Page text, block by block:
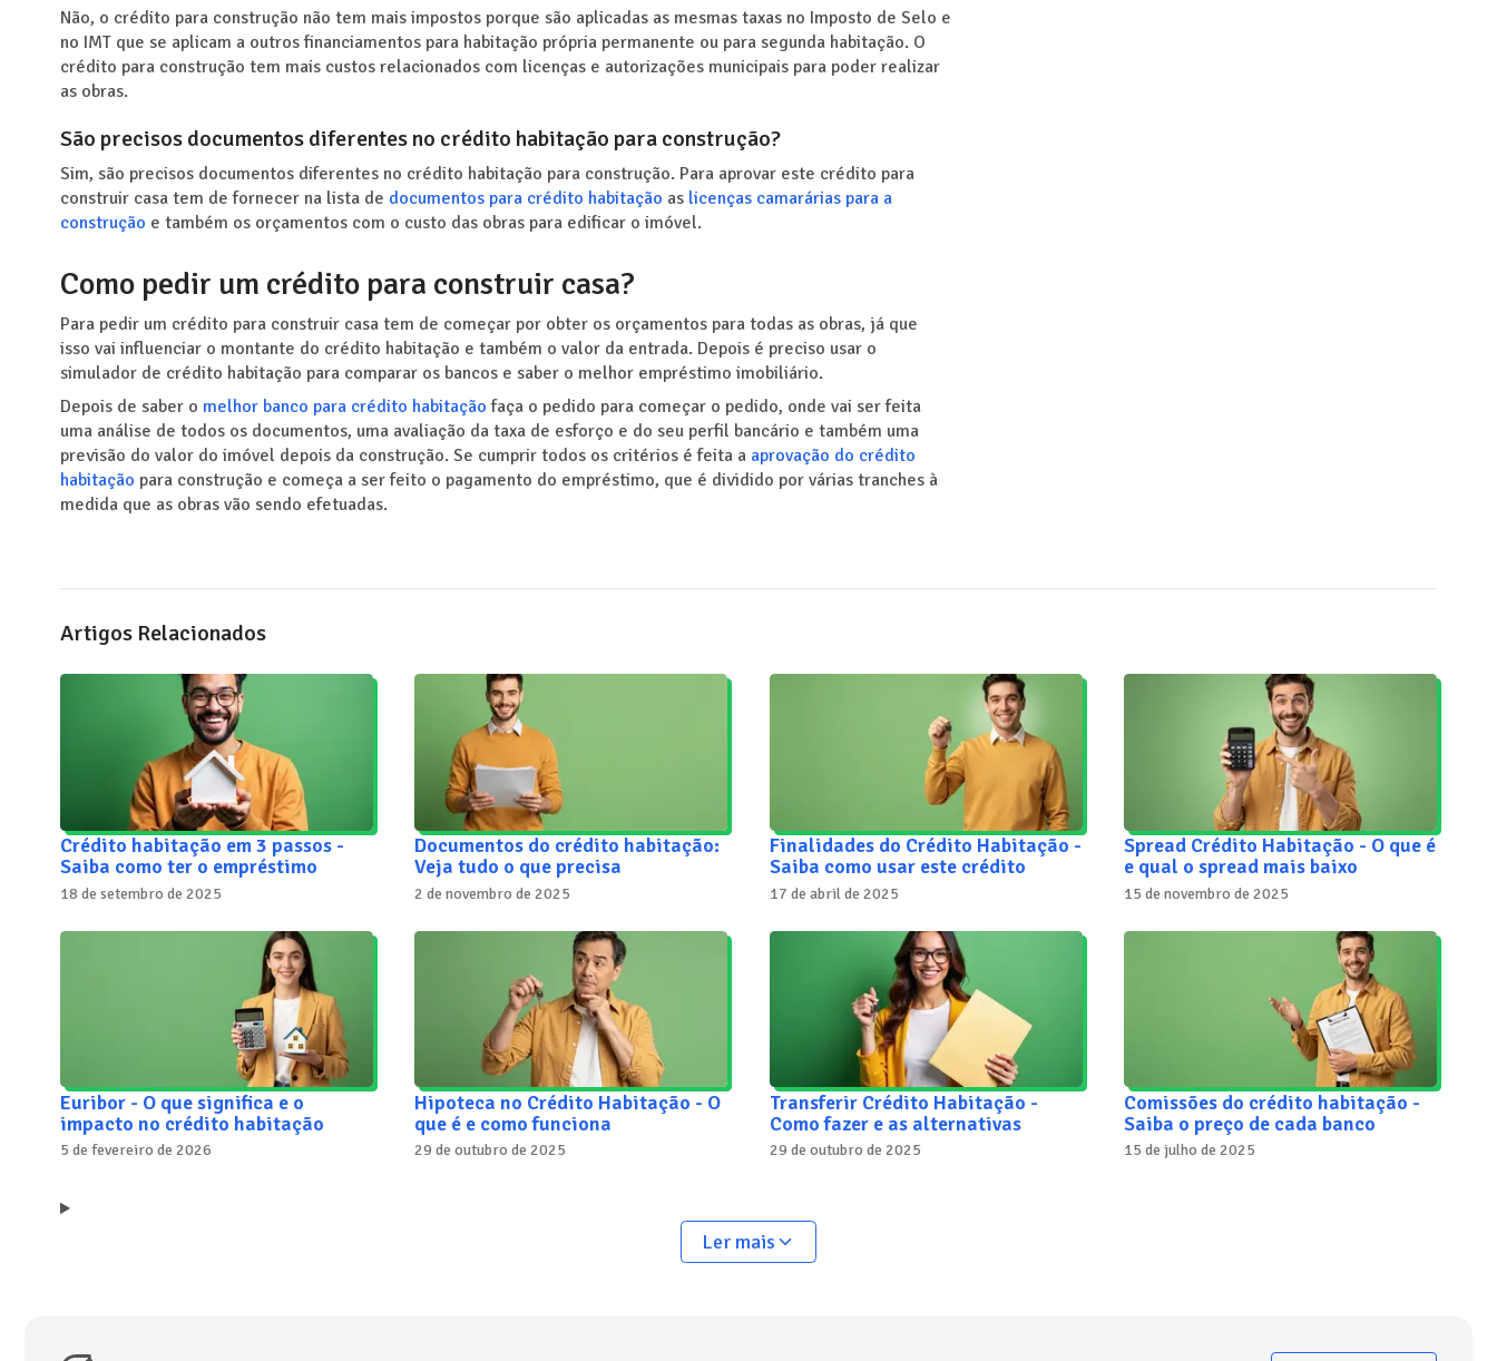
Não, o crédito para construção não tem mais impostos porque são aplicadas as mesmas taxas no Imposto de Selo e
no IMT que se aplicam a outros financiamentos para habitação própria permanente ou para segunda habitação. O
crédito para construção tem mais custos relacionados com licenças e autorizações municipais para poder realizar
as obras.
São precisos documentos diferentes no crédito habitação para construção?
Sim, são precisos documentos diferentes no crédito habitação para construção. Para aprovar este crédito para
construir casa tem de fornecer na lista de documentos para crédito habitação as licenças camarárias para a
construção e também os orçamentos com o custo das obras para edificar o imóvel.
Como pedir um crédito para construir casa?
Para pedir um crédito para construir casa tem de começar por obter os orçamentos para todas as obras, já que
isso vai influenciar o montante do crédito habitação e também o valor da entrada. Depois é preciso usar o
simulador de crédito habitação para comparar os bancos e saber o melhor empréstimo imobiliário.
Depois de saber o melhor banco para crédito habitação faça o pedido para começar o pedido, onde vai ser feita
uma análise de todos os documentos, uma avaliação da taxa de esforço e do seu perfil bancário e também uma
previsão do valor do imóvel depois da construção. Se cumprir todos os critérios é feita a aprovação do crédito
habitação para construção e começa a ser feito o pagamento do empréstimo, que é dividido por várias tranches à
medida que as obras vão sendo efetuadas.
Artigos Relacionados
Crédito habitação em 3 passos -
Saiba como ter o empréstimo
18 de setembro de 2025
Documentos do crédito habitação:
Veja tudo o que precisa
2 de novembro de 2025
Finalidades do Crédito Habitação -
Saiba como usar este crédito
17 de abril de 2025
Spread Crédito Habitação - O que é
e qual o spread mais baixo
15 de novembro de 2025
Euribor - O que significa e o
impacto no crédito habitação
5 de fevereiro de 2026
Hipoteca no Crédito Habitação - O
que é e como funciona
29 de outubro de 2025
Transferir Crédito Habitação -
Como fazer e as alternativas
29 de outubro de 2025
Comissões do crédito habitação -
Saiba o preço de cada banco
15 de julho de 2025
Ler mais